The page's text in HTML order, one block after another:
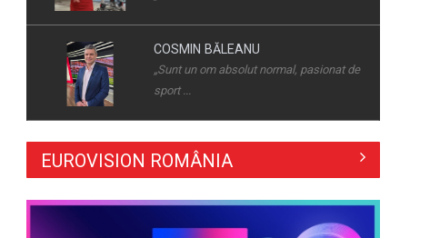
Notele la Bacalaureat, publicate de
Ministerul Educației
Rata şomajului a urcat la 6,4%
COSMIN BĂLEANU
„Sunt un om absolut normal, pasionat de
sport ...
COSTIN DEŞLIU
Într-o lume în care sportul înseamnă nu
EUROVISION ROMÂNIA